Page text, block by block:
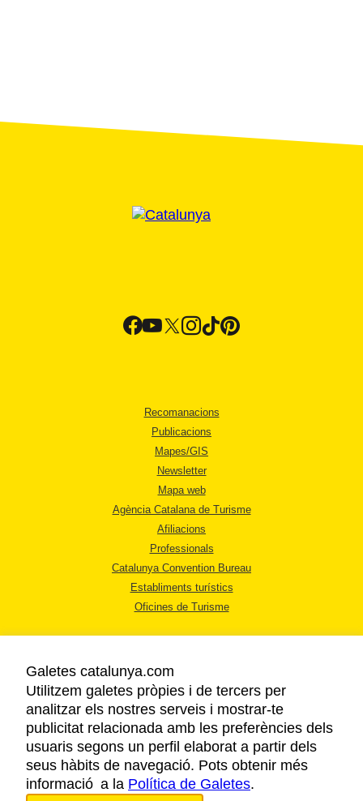
Recomanacions
Publicacions
Mapes/GIS
Newsletter
Mapa web
Agència Catalana de Turisme
Afiliacions
Professionals
Catalunya Convention Bureau
Establiments turístics
Oficines de Turisme
AVÍS LEGAL
POLÍTICA DE PRIVACITAT
COOKIES
ACCESSIBILITAT
Galetes catalunya.com
Utilitzem galetes pròpies i de tercers per
analitzar els nostres serveis i mostrar-te
publicitat relacionada amb les preferències dels
usuaris segons un perfil elaborat a partir dels
seus hàbits de navegació. Pots obtenir més
informació a la Política de Galetes.